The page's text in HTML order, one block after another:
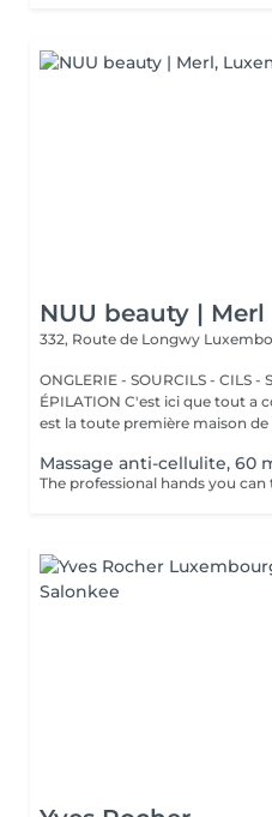
NUU beauty | Merl
332, Route de Longwy
ONGLERIE - SOURCILS - CILS -
ÉPILATION C'est ici que tout a commencé. Depuis 2022, Merl
est la toute première maison de
Massage anti-cellulite, 60